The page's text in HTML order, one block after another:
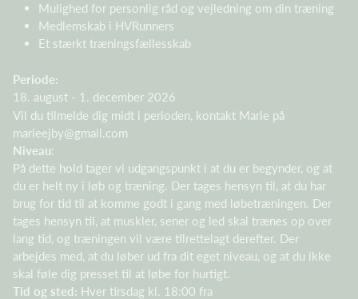
Mulighed for personlig råd og vejledning om din træning
Medlemskab i HVRunners
Et stærkt træningsfællesskab
Periode:
18. august - 1. december 2026
Vil du tilmelde dig midt i perioden, kontakt Marie på
marieejby@gmail.com
Niveau:
På dette hold tager vi udgangspunkt i at du er begynder, og at
du er helt ny i løb og træning. Der tages hensyn til, at du har
brug for tid til at komme godt i gang med løbetræningen. Der
tages hensyn til, at muskler, sener og led skal trænes op over
lang tid, og træningen vil være tilrettelagt derefter. Der
arbejdes med, at du løber ud fra dit eget niveau, og at du ikke
skal føle dig presset til at løbe for hurtigt.
Tid og sted: Hver tirsdag kl. 18:00 fra